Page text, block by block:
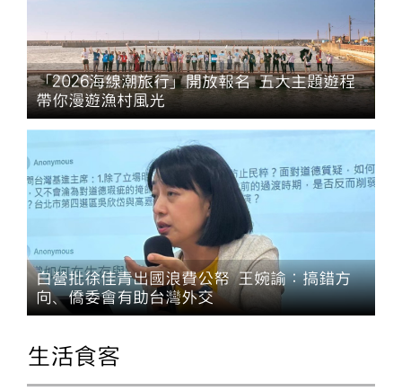
「2026海線潮旅行」開放報名 五大主題遊程
帶你漫遊漁村風光
白營批徐佳青出國浪費公帑 王婉諭：搞錯方
向、僑委會有助台灣外交
生活食客